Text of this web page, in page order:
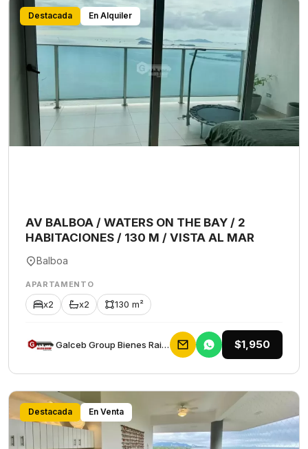
Destacada En Alquiler
AV BALBOA / WATERS ON THE BAY / 2
HABITACIONES / 130 M / VISTA AL MAR
Balboa
APARTAMENTO
x2 x2 130 m²
Galceb Group Bienes Raices $1,950
Destacada En Venta